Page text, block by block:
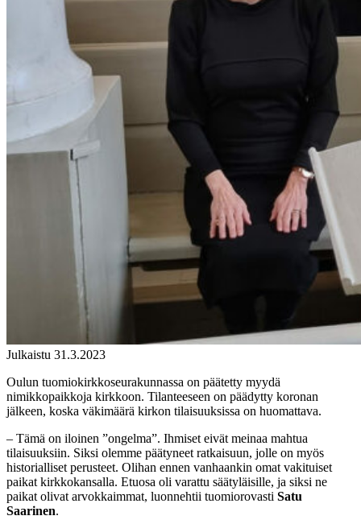
Julkaistu 31.3.2023
Oulun tuomiokirkkoseurakunnassa on päätetty myydä
nimikkopaikkoja kirkkoon. Tilanteeseen on päädytty koronan
jälkeen, koska väkimäärä kirkon tilaisuuksissa on huomattava.
– Tämä on iloinen ”ongelma”. Ihmiset eivät meinaa mahtua
tilaisuuksiin. Siksi olemme päätyneet ratkaisuun, jolle on myös
historialliset perusteet. Olihan ennen vanhaankin omat vakituiset
paikat kirkkokansalla. Etuosa oli varattu säätyläisille, ja siksi ne
paikat olivat arvokkaimmat, luonnehtii tuomiorovasti Satu
Saarinen.